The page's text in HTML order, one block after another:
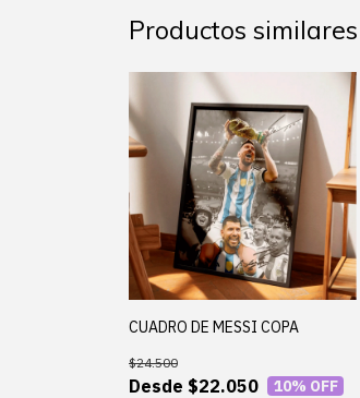
Productos similares
CUADRO DE MESSI COPA
$22.050
$24.500
10% OFF